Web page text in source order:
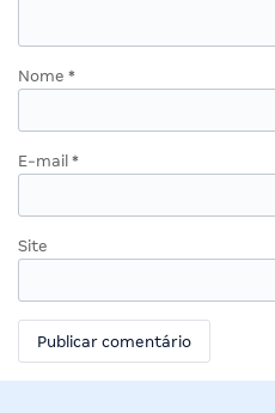
Nome *
E-mail *
Site